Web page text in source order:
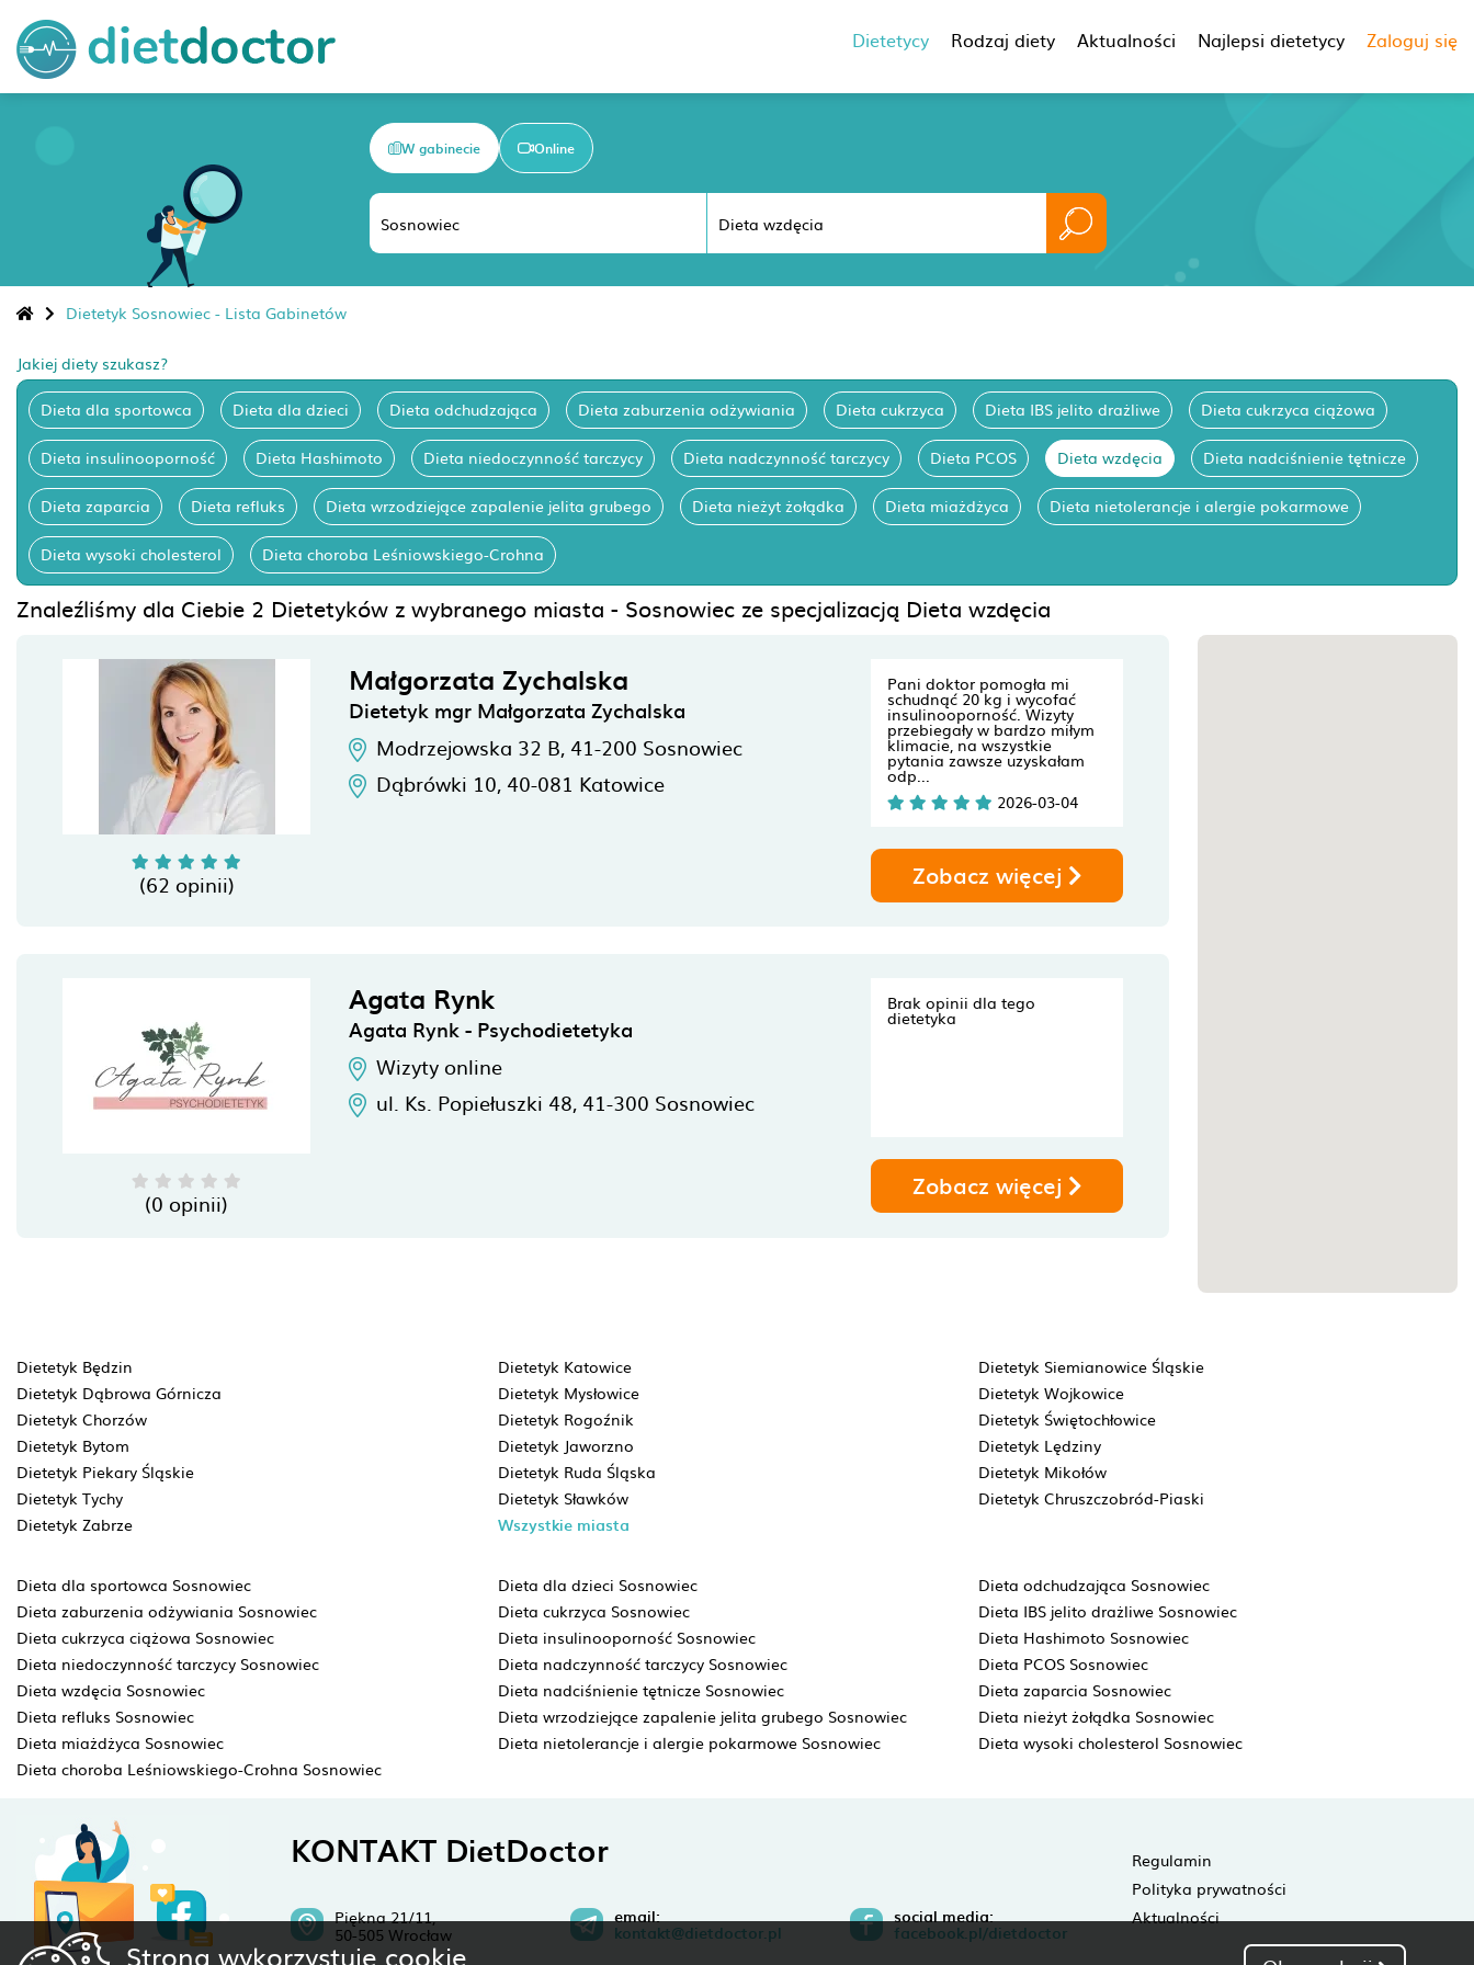
Strona wykorzystuje cookie
Dietetycy Rodzaj diety Aktualności Najlepsi dietetycy Zaloguj się
W gabinecie Online
Dietetyk Sosnowiec - Lista Gabinetów
Jakiej diety szukasz?
Dieta dla sportowca Dieta dla dzieci Dieta odchudzająca Dieta zaburzenia odżywiania Dieta cukrzyca Dieta IBS jelito drażliwe Dieta cukrzyca ciążowa
Dieta insulinooporność Dieta Hashimoto Dieta niedoczynność tarczycy Dieta nadczynność tarczycy Dieta PCOS Dieta wzdęcia Dieta nadciśnienie tętnicze
Dieta zaparcia Dieta refluks Dieta wrzodziejące zapalenie jelita grubego Dieta nieżyt żołądka Dieta miażdżyca Dieta nietolerancje i alergie pokarmowe
Dieta wysoki cholesterol Dieta choroba Leśniowskiego-Crohna
Znaleźliśmy dla Ciebie 2 Dietetyków z wybranego miasta - Sosnowiec ze specjalizacją Dieta wzdęcia
(62 opinii)
Małgorzata Zychalska
Dietetyk mgr Małgorzata Zychalska
Modrzejowska 32 B, 41-200 Sosnowiec
Dąbrówki 10, 40-081 Katowice
Pani doktor pomogła mi
schudnąć 20 kg i wycofać
insulinooporność. Wizyty
przebiegały w bardzo miłym
klimacie, na wszystkie
pytania zawsze uzyskałam
odp...
2026-03-04
Zobacz więcej
(0 opinii)
Agata Rynk
Agata Rynk - Psychodietetyka
Wizyty online
ul. Ks. Popiełuszki 48, 41-300 Sosnowiec
Brak opinii dla tego
dietetyka
Zobacz więcej
Dietetyk Będzin Dietetyk Katowice
Dietetyk Siemianowice Śląskie
Dietetyk Dąbrowa Górnicza
Dietetyk Mysłowice
Dietetyk Wojkowice
Dietetyk Chorzów
Dietetyk Rogoźnik
Dietetyk Świętochłowice
Dietetyk Bytom
Dietetyk Jaworzno
Dietetyk Lędziny
Dietetyk Piekary Śląskie
Dietetyk Ruda Śląska
Dietetyk Mikołów
Dietetyk Tychy
Dietetyk Sławków
Dietetyk Chruszczobród-Piaski
Dietetyk Zabrze
Wszystkie miasta
Dieta dla sportowca Sosnowiec Dieta dla dzieci Sosnowiec
Dieta odchudzająca Sosnowiec
Dieta zaburzenia odżywiania Sosnowiec
Dieta cukrzyca Sosnowiec
Dieta IBS jelito drażliwe Sosnowiec
Dieta cukrzyca ciążowa Sosnowiec
Dieta insulinooporność Sosnowiec
Dieta Hashimoto Sosnowiec
Dieta niedoczynność tarczycy Sosnowiec
Dieta nadczynność tarczycy Sosnowiec
Dieta PCOS Sosnowiec
Dieta wzdęcia Sosnowiec
Dieta nadciśnienie tętnicze Sosnowiec
Dieta zaparcia Sosnowiec
Dieta refluks Sosnowiec
Dieta wrzodziejące zapalenie jelita grubego Sosnowiec
Dieta nieżyt żołądka Sosnowiec
Dieta miażdżyca Sosnowiec
Dieta nietolerancje i alergie pokarmowe Sosnowiec
Dieta wysoki cholesterol Sosnowiec
Dieta choroba Leśniowskiego-Crohna Sosnowiec
KONTAKT DietDoctor
Piękna 21/11,
50-505 Wrocław
email:
kontakt@dietdoctor.pl
social media:
facebook.pl/dietdoctor
Regulamin
Polityka prywatności
Aktualności